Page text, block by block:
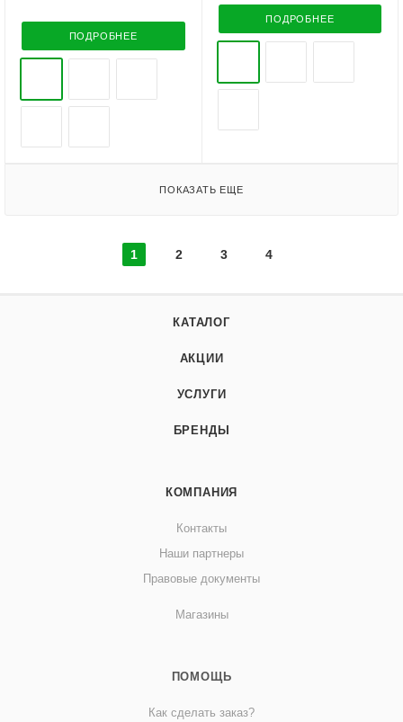
ПОДРОБНЕЕ
ПОДРОБНЕЕ
ПОКАЗАТЬ ЕЩЕ
1 2 3 4
КАТАЛОГ
АКЦИИ
УСЛУГИ
БРЕНДЫ
КОМПАНИЯ
Контакты
Наши партнеры
Правовые документы
Магазины
ПОМОЩЬ
Как сделать заказ?